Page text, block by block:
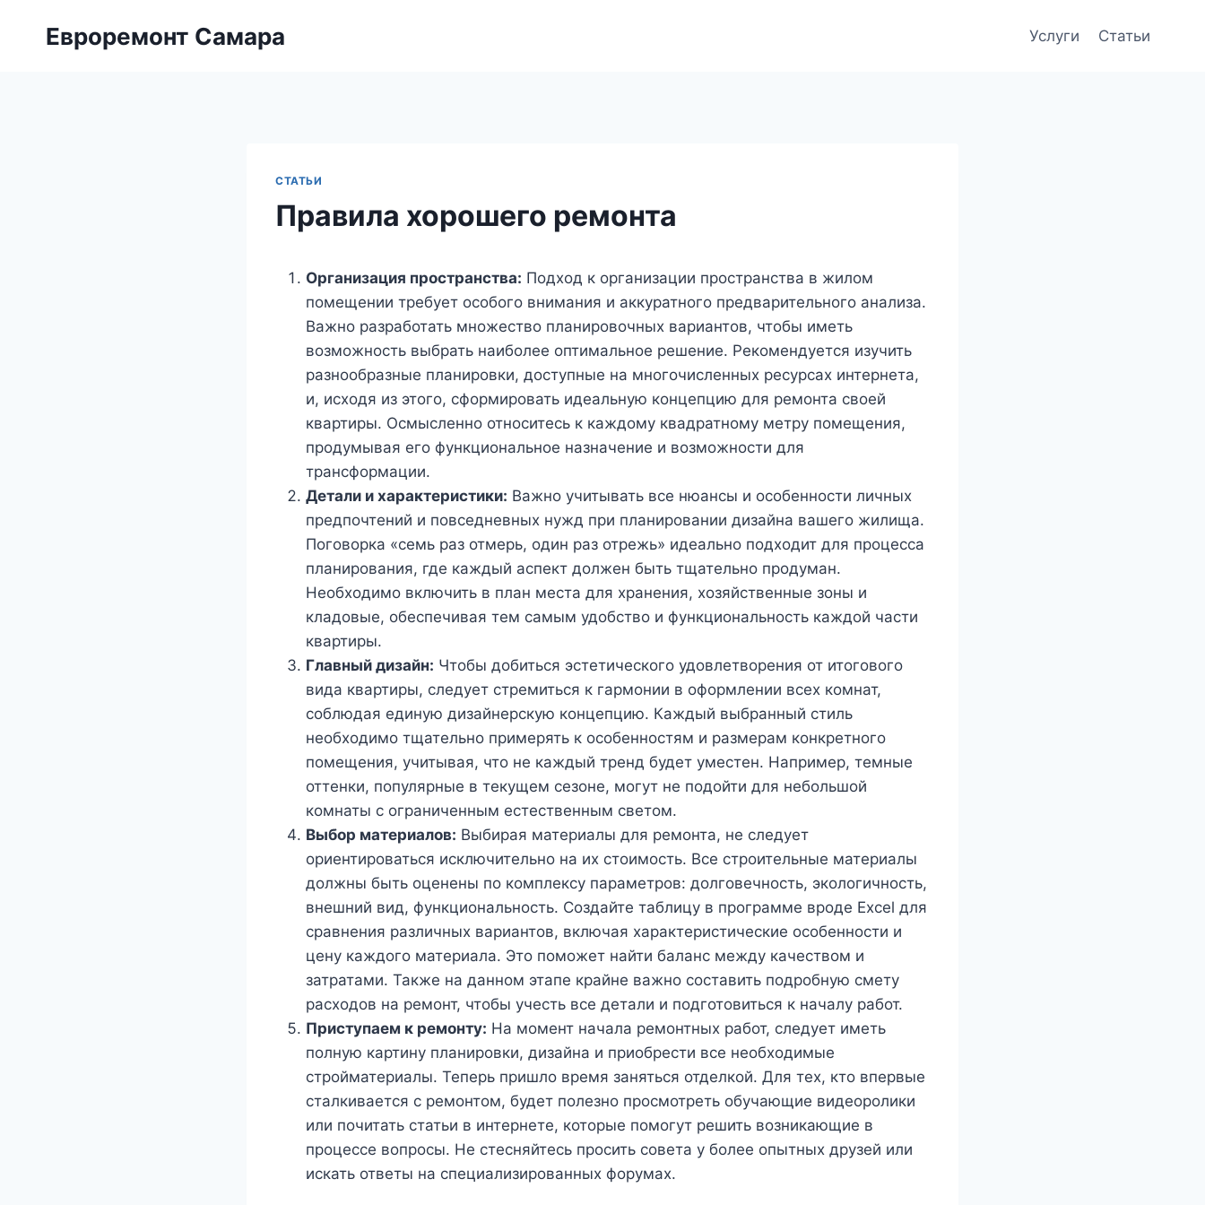
Евроремонт Самара Услуги Статьи
СТАТЬИ
Правила хорошего ремонта
Организация пространства: Подход к организации пространства в жилом
помещении требует особого внимания и аккуратного предварительного анализа.
Важно разработать множество планировочных вариантов, чтобы иметь
возможность выбрать наиболее оптимальное решение. Рекомендуется изучить
разнообразные планировки, доступные на многочисленных ресурсах интернета,
и, исходя из этого, сформировать идеальную концепцию для ремонта своей
квартиры. Осмысленно относитесь к каждому квадратному метру помещения,
продумывая его функциональное назначение и возможности для
трансформации.
Детали и характеристики: Важно учитывать все нюансы и особенности личных
предпочтений и повседневных нужд при планировании дизайна вашего жилища.
Поговорка «семь раз отмерь, один раз отрежь» идеально подходит для процесса
планирования, где каждый аспект должен быть тщательно продуман.
Необходимо включить в план места для хранения, хозяйственные зоны и
кладовые, обеспечивая тем самым удобство и функциональность каждой части
квартиры.
Главный дизайн: Чтобы добиться эстетического удовлетворения от итогового
вида квартиры, следует стремиться к гармонии в оформлении всех комнат,
соблюдая единую дизайнерскую концепцию. Каждый выбранный стиль
необходимо тщательно примерять к особенностям и размерам конкретного
помещения, учитывая, что не каждый тренд будет уместен. Например, темные
оттенки, популярные в текущем сезоне, могут не подойти для небольшой
комнаты с ограниченным естественным светом.
Выбор материалов: Выбирая материалы для ремонта, не следует
ориентироваться исключительно на их стоимость. Все строительные материалы
должны быть оценены по комплексу параметров: долговечность, экологичность,
внешний вид, функциональность. Создайте таблицу в программе вроде Excel для
сравнения различных вариантов, включая характеристические особенности и
цену каждого материала. Это поможет найти баланс между качеством и
затратами. Также на данном этапе крайне важно составить подробную смету
расходов на ремонт, чтобы учесть все детали и подготовиться к началу работ.
Приступаем к ремонту: На момент начала ремонтных работ, следует иметь
полную картину планировки, дизайна и приобрести все необходимые
стройматериалы. Теперь пришло время заняться отделкой. Для тех, кто впервые
сталкивается с ремонтом, будет полезно просмотреть обучающие видеоролики
или почитать статьи в интернете, которые помогут решить возникающие в
процессе вопросы. Не стесняйтесь просить совета у более опытных друзей или
искать ответы на специализированных форумах.